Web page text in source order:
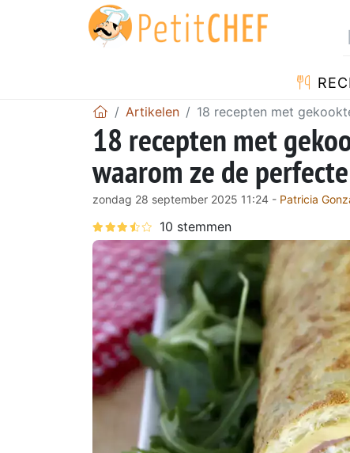
Artikelen 18 recepten met
18 recepten met
waarom ze de
zondag 28 september 2025 11:24 - Patricia